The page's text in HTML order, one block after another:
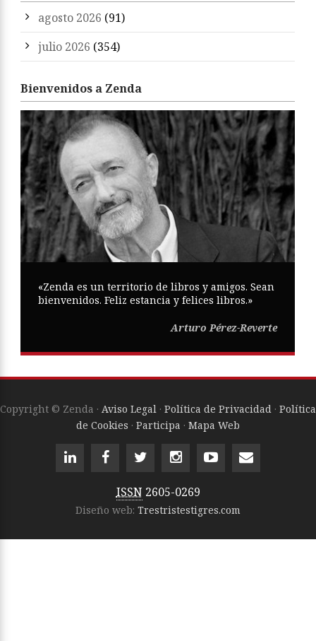
agosto 2026 (91)
julio 2026 (354)
Bienvenidos a Zenda
«Zenda es un territorio de libros y amigos. Sean
bienvenidos. Feliz estancia y felices libros.»
Arturo Pérez-Reverte
Copyright © Zenda · Aviso Legal · Política de Privacidad · Política
de Cookies · Participa · Mapa Web
ISSN 2605-0269
Diseño web: Trestristestigres.com